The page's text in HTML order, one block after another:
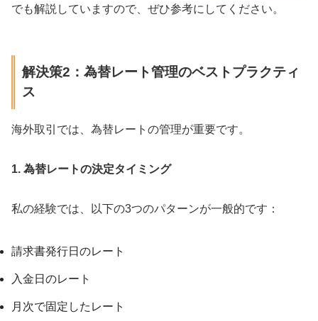
でも解説していますので、ぜひ参考にしてください。
解決策2：為替レート管理のベストプラクティ
ス
海外取引では、為替レートの管理が重要です。
1. 為替レートの決定タイミング
私の経験では、以下の3つのパターンが一般的です：
請求書発行日のレート
入金日のレート
月次で固定したレート